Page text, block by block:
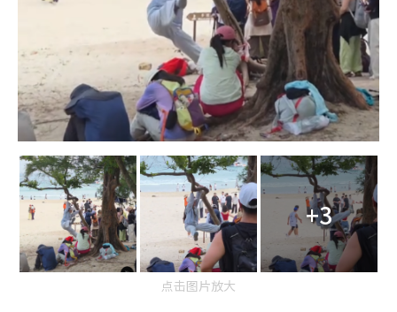
+3
点击图片放大